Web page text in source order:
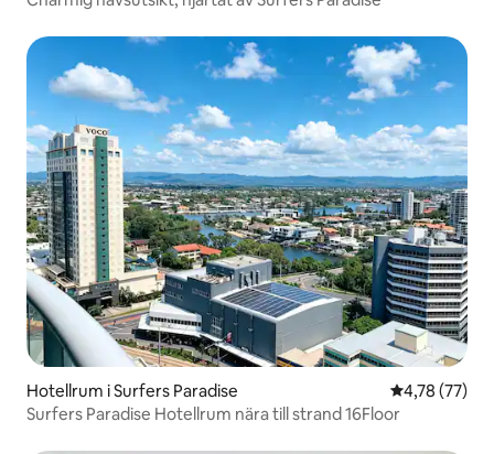
Hotellrum i Surfers Paradise 4,78 av 5 i
4,78 (77)
Surfers Paradise Hotellrum nära till strand 16Floor